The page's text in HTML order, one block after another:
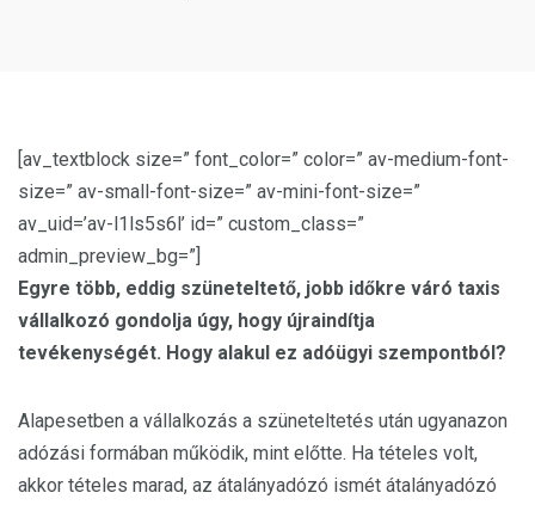
[av_textblock size=” font_color=” color=” av-medium-font-
size=” av-small-font-size=” av-mini-font-size=”
av_uid=’av-l1ls5s6l’ id=” custom_class=”
admin_preview_bg=”]
Egyre több, eddig szüneteltető, jobb időkre váró taxis
vállalkozó gondolja úgy, hogy újraindítja
tevékenységét. Hogy alakul ez adóügyi szempontból?
Alapesetben a vállalkozás a szüneteltetés után ugyanazon
adózási formában működik, mint előtte. Ha tételes volt,
akkor tételes marad, az átalányadózó ismét átalányadózó